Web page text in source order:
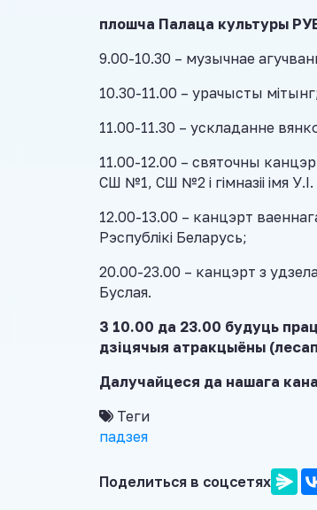
плошча Палаца культуры
9.00-10.30 – музычнае
10.30-11.00 – урачысты
11.00-11.30 – ускладанне
11.00-12.00 – святочны
СШ №1, СШ №2 і гімназіі імя
12.00-13.00 – канцэрт
Рэспублікі Беларусь;
20.00-23.00 – канцэрт з
Буслая.
З 10.00 да 23.00 будуць
дзіцячыя атракцыёны
Далучайцеся да нашага
Теги
падзея
Поделиться в соцсетях